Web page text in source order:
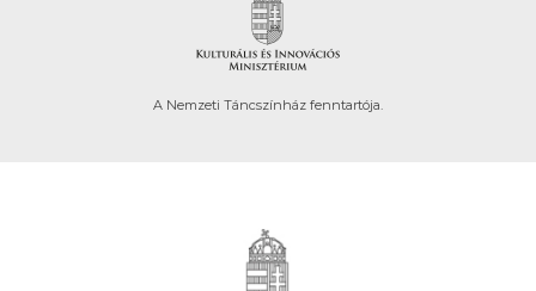
A Nemzeti Táncszínház fenntartója.